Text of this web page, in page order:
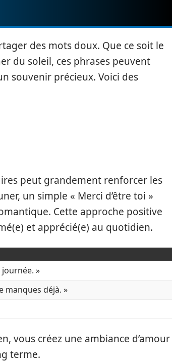
des mots doux. Que ce soit le
du soleil, ces phrases peuvent
souvenir précieux. Voici des
peut grandement renforcer les
un simple « Merci d’être toi »
Cette approche positive
et apprécié(e) au quotidien.
journée. »
manques déjà. »
vous créez une ambiance d’amour
terme.